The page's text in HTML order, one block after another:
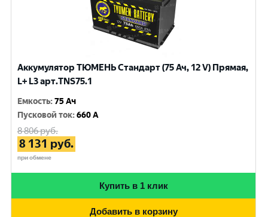
Аккумулятор ТЮМЕНЬ Стандарт (75 Ач, 12 V) Прямая,
L+ L3 арт.TNS75.1
Емкость:75 Ач
Пусковой ток:660 A
8 806руб.
8 131 руб.
при обмене
Купить в 1 клик
Добавить в корзину